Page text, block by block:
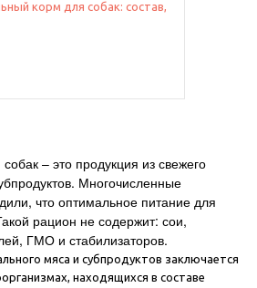
– это продукция из свежего
Многочисленные
что оптимальное питание для
рацион не содержит: сои,
ГМО и стабилизаторов.
мяса и субпродуктов заключается
находящихся в составе